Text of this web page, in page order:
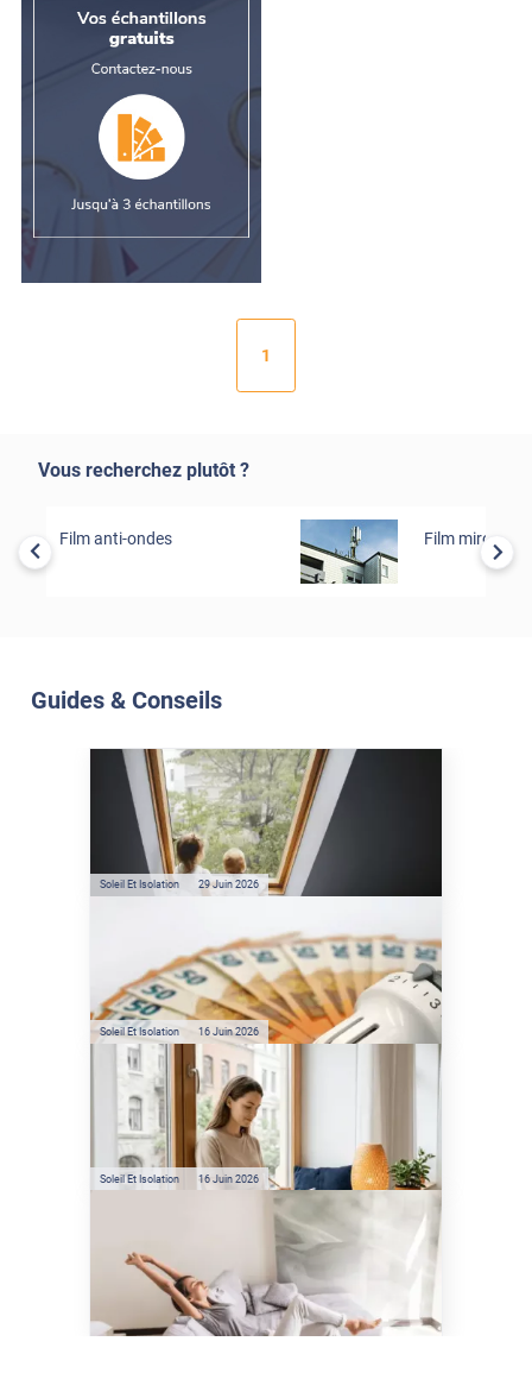
1
Vous recherchez plutôt ?
Film anti-ondes Film miroir
Guides & Conseils
Véranda et Velux : Comment
bloquer jusqu'à 80% de
l'énergie solaire sans
climatisation ?
Soleil Et Isolation 29 Juin 2026
Film anti-chaleur : quelles
sont les économies d’énergie
réelles ?
Soleil Et Isolation 16 Juin 2026
Préservez votre logement de
la chaleur : les conseils de
Jamy de C'est Pas Sorcier
Soleil Et Isolation 16 Juin 2026
Comment protéger sa
maison de la chaleur sans
climatisation ?